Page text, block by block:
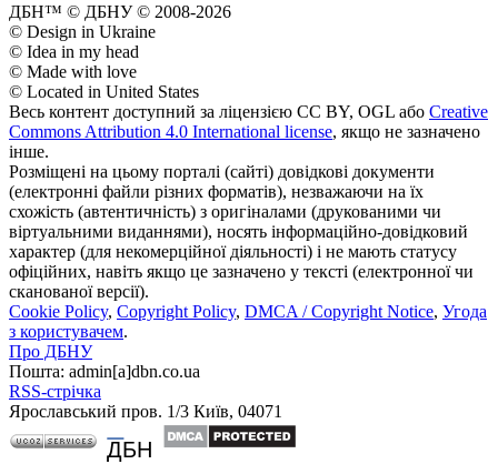
ДБН™ © ДБНУ © 2008-2026
© Design in Ukraine
© Idea in my head
© Made with love
© Located in United States
Весь контент доступний за ліцензією CC BY, OGL або Creative
Commons Attribution 4.0 International license, якщо не зазначено
інше.
Розміщені на цьому порталі (сайті) довідкові документи
(електронні файли різних форматів), незважаючи на їх
схожість (автентичність) з оригіналами (друкованими чи
віртуальними виданнями), носять інформаційно-довідковий
характер (для некомерційної діяльності) і не мають статусу
офіційних, навіть якщо це зазначено у тексті (електронної чи
сканованої версії).
Cookie Policy, Copyright Policy, DMCA / Copyright Notice, Угода
з користувачем.
Про ДБНУ
Пошта: admin[а]dbn.co.ua
RSS-стрічка
Ярославський пров. 1/3 Київ, 04071